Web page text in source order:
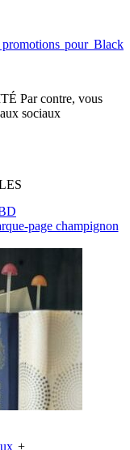
pour Black
Par contre, vous
sociaux
page champignon
+